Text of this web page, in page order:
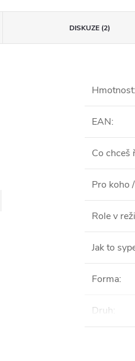
DISKUZE (2)
Hmotnost:
EAN:
Co chceš
Pro koho
Role v
Jak to
Forma:
Druh: